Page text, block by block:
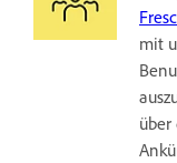
mit